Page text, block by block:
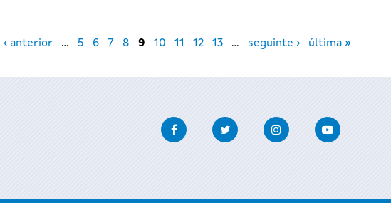
‹ anterior … 5 6 7 8 9 10 11 12 13 … seguinte › última »
FacebookTwitter InstagramYoutube